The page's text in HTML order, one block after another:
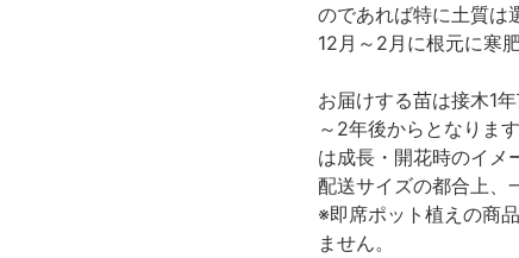
のであれば特に土質は
12月～2月に根元に寒
お届けする苗は接木1
～2年後からとなりま
は成長・開花時のイメ
配送サイズの都合上、
※即席ポット植えの商
ません。